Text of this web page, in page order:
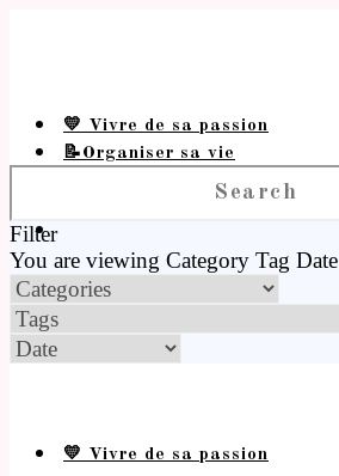
💛 Vivre de sa passion
📝Organiser sa vie
Filter
You are viewing Category Tag Date
💛 Vivre de sa passion